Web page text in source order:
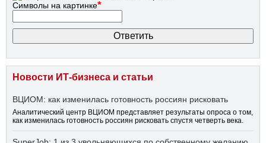
Символы на картинке*
Новости ИТ-бизнеса и статьи
ВЦИОМ: как изменилась готовность россиян рисковать
Аналитический центр ВЦИОМ представляет результаты опроса о том,
как изменилась готовность россиян рисковать спустя четверть века.